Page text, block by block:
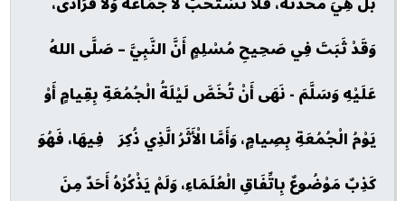
وَقَدْ ثَبَتَ فِي صَحِيحِ مُسْلِمٍ أَنَّ النَّبِيَّ – صَلَّى اللهُ
عَلَيْهِ وَسَلَّمَ - نَهَى أَنْ تُخَصَّ لَيْلَةُ الْجُمُعَةِ بِقِيامٍ أَوْ
يَوْمُ الْجُمُعَةِ بِصِيامٍ، وَأَمَّا الْأَثَرُ الَّذِي ذُكِرَ فِيهَا، فَهُوَ
كَذِبٌ مَوْضُوعٌ بِاتِّفَاقِ الْعُلَمَاءِ، وَلَمْ يَذْكُرْهُ أَحَدٌ مِنَ